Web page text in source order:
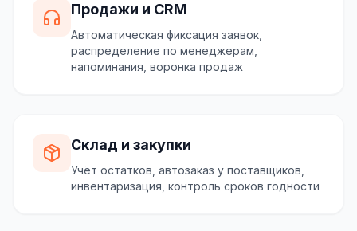
Продажи и CRM
Автоматическая фиксация заявок,
распределение по менеджерам,
напоминания, воронка продаж
Склад и закупки
Учёт остатков, автозаказ у поставщиков,
инвентаризация, контроль сроков годности